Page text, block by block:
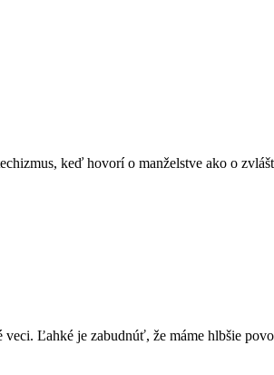
keď hovorí o manželstve ako o
Ľahké je zabudnúť, že máme hlbšie